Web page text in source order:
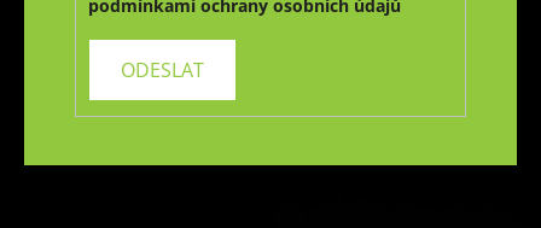
podmínkami ochrany osobních údajů